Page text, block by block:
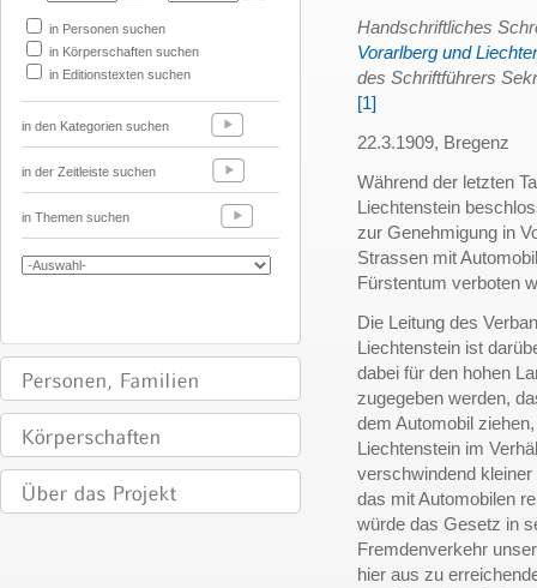
in Personen suchen
in Körperschaften suchen
in Editionstexten suchen
in den Kategorien suchen
in der Zeitleiste suchen
in Themen suchen
Handschriftliches
Vorarlberg und
des Schriftführers
[1]
22.3.1909, Bregenz
Während der letzten
Liechtenstein
zur Genehmigung in
Strassen mit
Fürstentum verboten
Die Leitung des
Liechtenstein ist
dabei für den hohen
zugegeben werden,
dem Automobil
Liechtenstein im
verschwindend
das mit Automobilen
würde das Gesetz in
Fremdenverkehr
hier aus zu